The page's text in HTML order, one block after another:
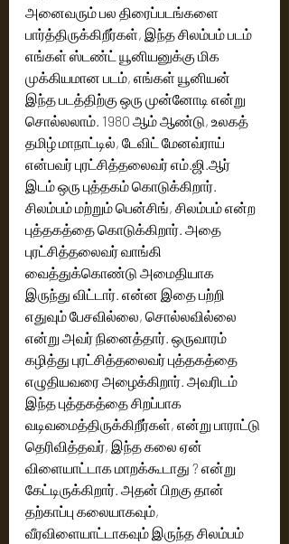
அனைவரும் பல திரைப்படங்களை
பார்த்திருக்கிறீர்கள், இந்த சிலம்பம் படம்
எங்கள் ஸ்டண்ட் யூனியனுக்கு மிக
முக்கியமான படம், எங்கள் யூனியன்
இந்த படத்திற்கு ஒரு முன்னோடி என்று
சொல்லலாம். 1980 ஆம் ஆண்டு, உலகத்
தமிழ் மாநாட்டில், டேவிட் மேனவ்ராய்
என்பவர் புரட்சித்தலைவர் எம்.ஜி.ஆர்
இடம் ஒரு புத்தகம் கொடுக்கிறார்.
சிலம்பம் மற்றும் பென்சிங், சிலம்பம் என்ற
புத்தகத்தை கொடுக்கிறார். அதை
புரட்சித்தலைவர் வாங்கி
வைத்துக்கொண்டு அமைதியாக
இருந்து விட்டார். என்ன இதை பற்றி
எதுவும் பேசவில்லை, சொல்லவில்லை
என்று அவர் நினைத்தார். ஒருவாரம்
கழித்து புரட்சித்தலைவர் புத்தகத்தை
எழுதியவரை அழைக்கிறார். அவரிடம்
இந்த புத்தகத்தை சிறப்பாக
வடிவமைத்திருக்கிறீர்கள், என்று பாராட்டு
தெரிவித்தவர், இந்த கலை ஏன்
விளையாட்டாக மாறக்கூடாது ? என்று
கேட்டிருக்கிறார். அதன் பிறகு தான்
தற்காப்பு கலையாகவும்,
வீரவிளையாட்டாகவும் இருந்த சிலம்பம்